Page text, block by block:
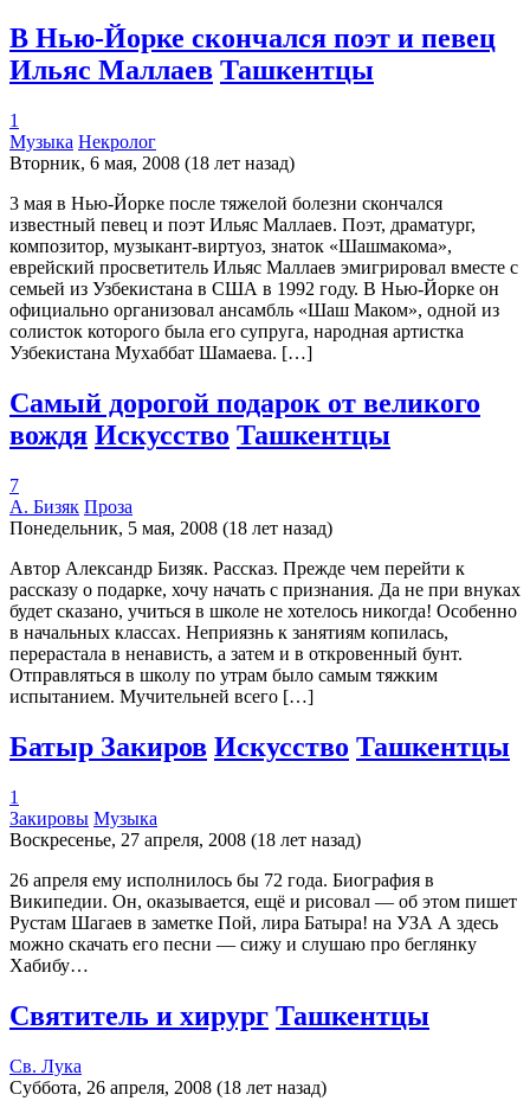
В Нью-Йорке скончался поэт и певец
Ильяс Маллаев Ташкентцы
1
Музыка Некролог
Вторник, 6 мая, 2008 (18 лет назад)
3 мая в Нью-Йорке после тяжелой болезни скончался
известный певец и поэт Ильяс Маллаев. Поэт, драматург,
композитор, музыкант-виртуоз, знаток «Шашмакома»,
еврейский просветитель Ильяс Маллаев эмигрировал вместе с
семьей из Узбекистана в США в 1992 году. В Нью-Йорке он
официально организовал ансамбль «Шаш Маком», одной из
солисток которого была его супруга, народная артистка
Узбекистана Мухаббат Шамаева. […]
Самый дорогой подарок от великого
вождя Искусство Ташкентцы
7
А. Бизяк Проза
Понедельник, 5 мая, 2008 (18 лет назад)
Автор Александр Бизяк. Рассказ. Прежде чем перейти к
рассказу о подарке, хочу начать с признания. Да не при внуках
будет сказано, учиться в школе не хотелось никогда! Особенно
в начальных классах. Неприязнь к занятиям копилась,
перерастала в ненависть, а затем и в откровенный бунт.
Отправляться в школу по утрам было самым тяжким
испытанием. Мучительней всего […]
Батыр Закиров Искусство Ташкентцы
1
Закировы Музыка
Воскресенье, 27 апреля, 2008 (18 лет назад)
26 апреля ему исполнилось бы 72 года. Биография в
Википедии. Он, оказывается, ещё и рисовал — об этом пишет
Рустам Шагаев в заметке Пой, лира Батыра! на УЗА А здесь
можно скачать его песни — сижу и слушаю про беглянку
Хабибу…
Святитель и хирург Ташкентцы
Св. Лука
Суббота, 26 апреля, 2008 (18 лет назад)